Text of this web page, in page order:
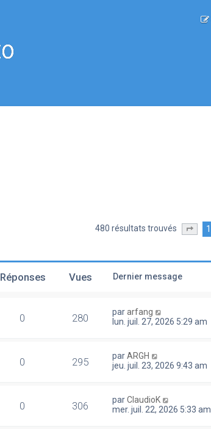
480 résultats trouvés Page1
Réponses Vues Dernier message
0 280 pararfang
lun. juil. 27, 2026 5:29 am
0 295 parARGH
jeu. juil. 23, 2026 9:43 am
0 306 parClaudioK
mer. juil. 22, 2026 5:33 am